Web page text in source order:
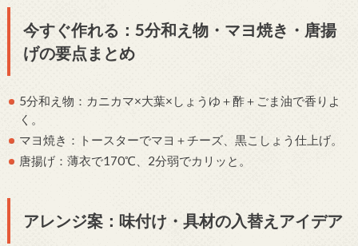
今すぐ作れる：5分和え物・マヨ焼き・唐揚
げの要点まとめ
5分和え物：カニカマ×大葉×しょうゆ＋酢＋ごま油で香りよ
く。
マヨ焼き：トースターでマヨ＋チーズ、黒こしょう仕上げ。
唐揚げ：薄衣で170℃、2分弱でカリッと。
アレンジ案：味付け・具材の入替えアイデア